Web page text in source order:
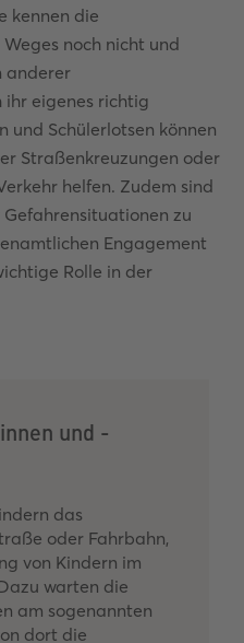
kennen die
noch nicht und
anderer
ihr eigenes richtig
und Schülerlotsen können
Straßenkreuzungen oder
helfen. Zudem sind
zu
Engagement
Rolle in der
und -
das
oder Fahrbahn,
von Kindern im
warten die
am sogenannten
dort die